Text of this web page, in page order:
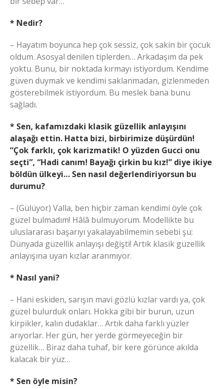
* Nedir?
– Hayatım boyunca hep çok sessiz, çok sakin bir çocuk
oldum. Asosyal denilen tiplerden… Arkadaşım da pek
yoktu. Bunu, bir noktada kırmayı istiyordum. Kendime
güven duymak ve kendimi saklanmadan, gizlenmeden
gösterebilmek istiyordum. Bu meslek bana bunu
sağladı.
* Sen, kafamızdaki klasik güzellik anlayışını
alaşağı ettin. Hatta bizi, birbirimize düşürdün!
“Çok farklı, çok karizmatik! O yüzden Gucci onu
seçti”, “Hadi canım! Bayağı çirkin bu kız!” diye ikiye
böldün ülkeyi… Sen nasıl değerlendiriyorsun bu
durumu?
– (Gülüyor) Valla, ben hiçbir zaman kendimi öyle çok
güzel bulmadım! Hâlâ bulmuyorum. Modellikte bu
uluslararası başarıyı yakalayabilmemin sebebi şu:
Dünyada güzellik anlayışı değişti! Artık klasik güzellik
anlayışına uyan kızlar aranmıyor.
* Nasıl yani?
– Hani eskiden, sarışın mavi gözlü kızlar vardı ya, çok
güzel bulurduk onları. Hokka gibi bir burun, uzun
kirpikler, kalın dudaklar… Artık daha farklı yüzler
arıyorlar. Her gün, her yerde görmeyeceğin bir
güzellik… Biraz daha tuhaf, bir kere görünce akılda
kalacak bir yüz…
* Sen öyle misin?